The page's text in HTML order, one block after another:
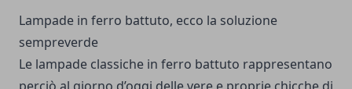
Lampade in ferro battuto, ecco la soluzione
sempreverde
Le lampade classiche in ferro battuto rappresentano